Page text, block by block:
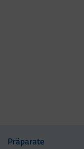
Präparate